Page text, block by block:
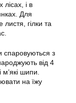
лісах, і в
Для
листя, гілки та
спаровуються з
від 4
шипи.
на їжу